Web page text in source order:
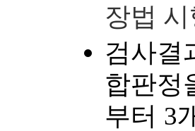
장법
검사결
합판정
부터 3